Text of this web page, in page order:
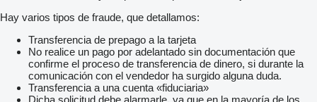
Hay varios tipos de fraude, que detallamos:
Transferencia de prepago a la tarjeta
No realice un pago por adelantado sin documentación que
confirme el proceso de transferencia de dinero, si durante la
comunicación con el vendedor ha surgido alguna duda.
Transferencia a una cuenta «fiduciaria»